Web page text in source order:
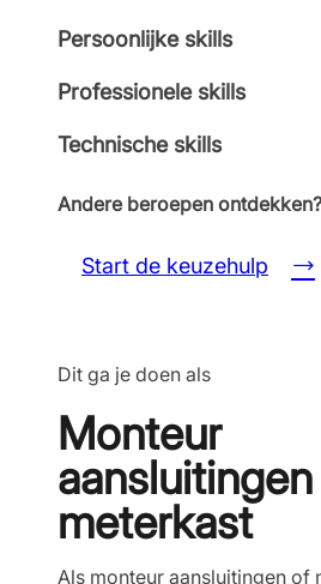
Dit ga je doen als
Monteur
meterkast
Als monteur aansluitingen of
Persoonlijke skills
Professionele skills
Technische skills
Andere beroepen ontdekken?
Start de keuzehulp